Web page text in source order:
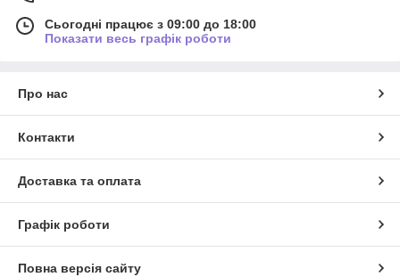
Сьогодні працює з 09:00 до 18:00
Показати весь графік роботи
Про нас
Контакти
Доставка та оплата
Графік роботи
Повна версія сайту